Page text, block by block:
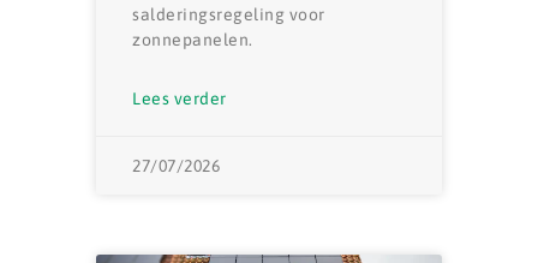
salderingsregeling voor
zonnepanelen.
Lees verder
27/07/2026